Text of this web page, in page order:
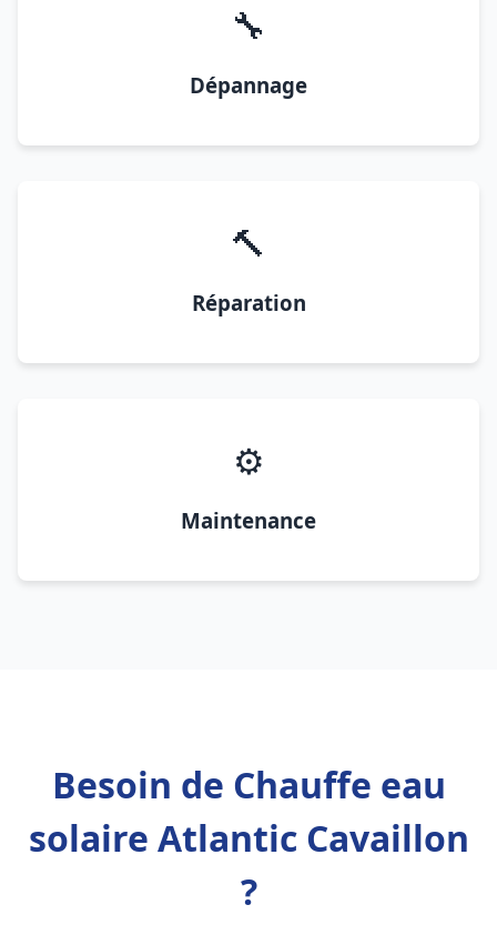
🔧
Dépannage
🔨
Réparation
⚙️
Maintenance
Besoin de Chauffe eau
solaire Atlantic Cavaillon
?